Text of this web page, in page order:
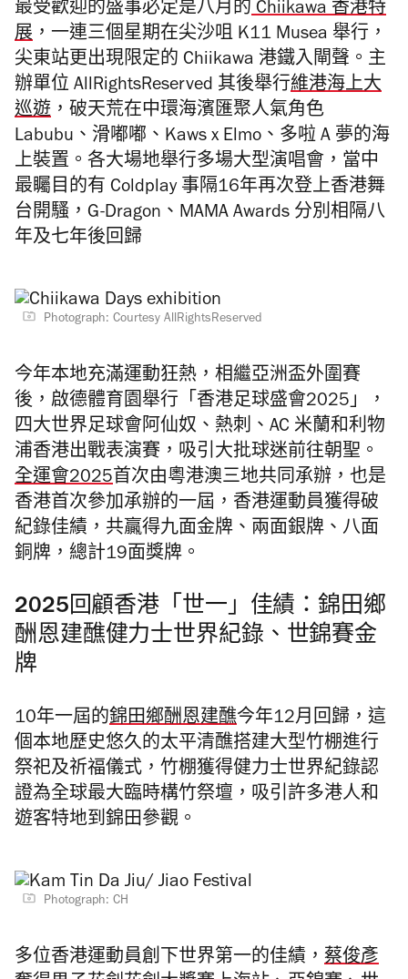
最受歡迎的盛事必定是八月的Chiikawa 香港特
展 ，一連三個星期在尖沙咀 K11 Musea 舉行，
尖東站更出現限定的 Chiikawa 港鐵入閘聲。主
辦單位 AllRightsReserved 其後舉行維港海上大
巡遊 ，破天荒在中環海濱匯聚人氣角色
Labubu、滑嘟嘟、Kaws x Elmo、多啦 A 夢的海
上裝置。各大場地舉行多場大型演唱會，當中
最矚目的有 Coldplay 事隔16年再次登上香港舞
台開騷，G-Dragon、MAMA Awards 分別相隔八
年及七年後回歸
Photograph: Courtesy AllRightsReserved
今年本地充滿運動狂熱，相繼亞洲盃外圍賽
後，啟德體育園舉行「香港足球盛會2025」，
四大世界足球會阿仙奴、熱刺、AC 米蘭和利物
浦香港出戰表演賽，吸引大批球迷前往朝聖。
全運會2025首次由粵港澳三地共同承辦，也是
香港首次參加承辦的一屆，香港運動員獲得破
紀錄佳績，共贏得九面金牌、兩面銀牌、八面
銅牌，總計19面獎牌。
2025回顧香港「世一」佳績：錦田鄉
酬恩建醮健力士世界紀錄 、世錦賽金
牌
10年一屆的錦田鄉酬恩建醮今年12月回歸，這
個本地歷史悠久的太平清醮搭建大型竹棚進行
祭祀及祈福儀式，竹棚獲得健力士世界紀錄認
證為全球最大臨時構竹祭壇，吸引許多港人和
遊客特地到錦田參觀。
Photograph: CH
多位香港運動員創下世界第一的佳績， 蔡俊彥